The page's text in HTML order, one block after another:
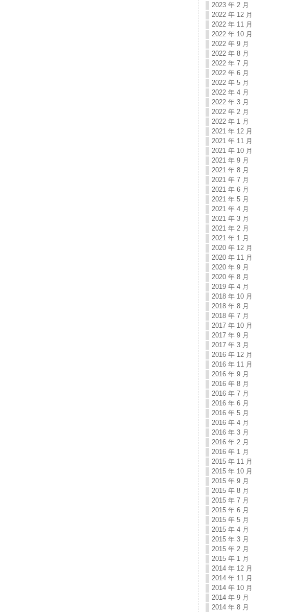
2023 年 2 月
2022 年 12 月
2022 年 11 月
2022 年 10 月
2022 年 9 月
2022 年 8 月
2022 年 7 月
2022 年 6 月
2022 年 5 月
2022 年 4 月
2022 年 3 月
2022 年 2 月
2022 年 1 月
2021 年 12 月
2021 年 11 月
2021 年 10 月
2021 年 9 月
2021 年 8 月
2021 年 7 月
2021 年 6 月
2021 年 5 月
2021 年 4 月
2021 年 3 月
2021 年 2 月
2021 年 1 月
2020 年 12 月
2020 年 11 月
2020 年 9 月
2020 年 8 月
2019 年 4 月
2018 年 10 月
2018 年 8 月
2018 年 7 月
2017 年 10 月
2017 年 9 月
2017 年 3 月
2016 年 12 月
2016 年 11 月
2016 年 9 月
2016 年 8 月
2016 年 7 月
2016 年 6 月
2016 年 5 月
2016 年 4 月
2016 年 3 月
2016 年 2 月
2016 年 1 月
2015 年 11 月
2015 年 10 月
2015 年 9 月
2015 年 8 月
2015 年 7 月
2015 年 6 月
2015 年 5 月
2015 年 4 月
2015 年 3 月
2015 年 2 月
2015 年 1 月
2014 年 12 月
2014 年 11 月
2014 年 10 月
2014 年 9 月
2014 年 8 月